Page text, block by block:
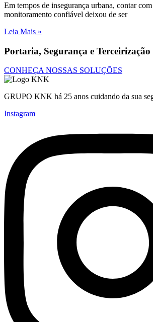
Em tempos de insegurança urbana, contar
monitoramento confiável deixou de ser
Leia Mais »
Portaria, Segurança e Terceirização
CONHEÇA NOSSAS SOLUÇÕES
GRUPO KNK há 25 anos cuidando da sua
Instagram